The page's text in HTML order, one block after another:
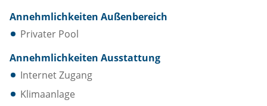
Annehmlichkeiten Außenbereich
Privater Pool
Annehmlichkeiten Ausstattung
Internet Zugang
Klimaanlage